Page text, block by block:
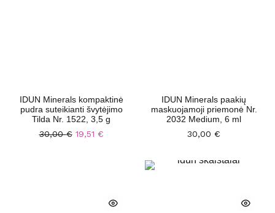
IDUN Minerals kompaktinė
pudra suteikianti švytėjimo
Tilda Nr. 1522, 3,5 g
30,00€ 19,51 €
IDUN Minerals paakių
maskuojamoji priemonė Nr.
2032 Medium, 6 ml
30,00 €